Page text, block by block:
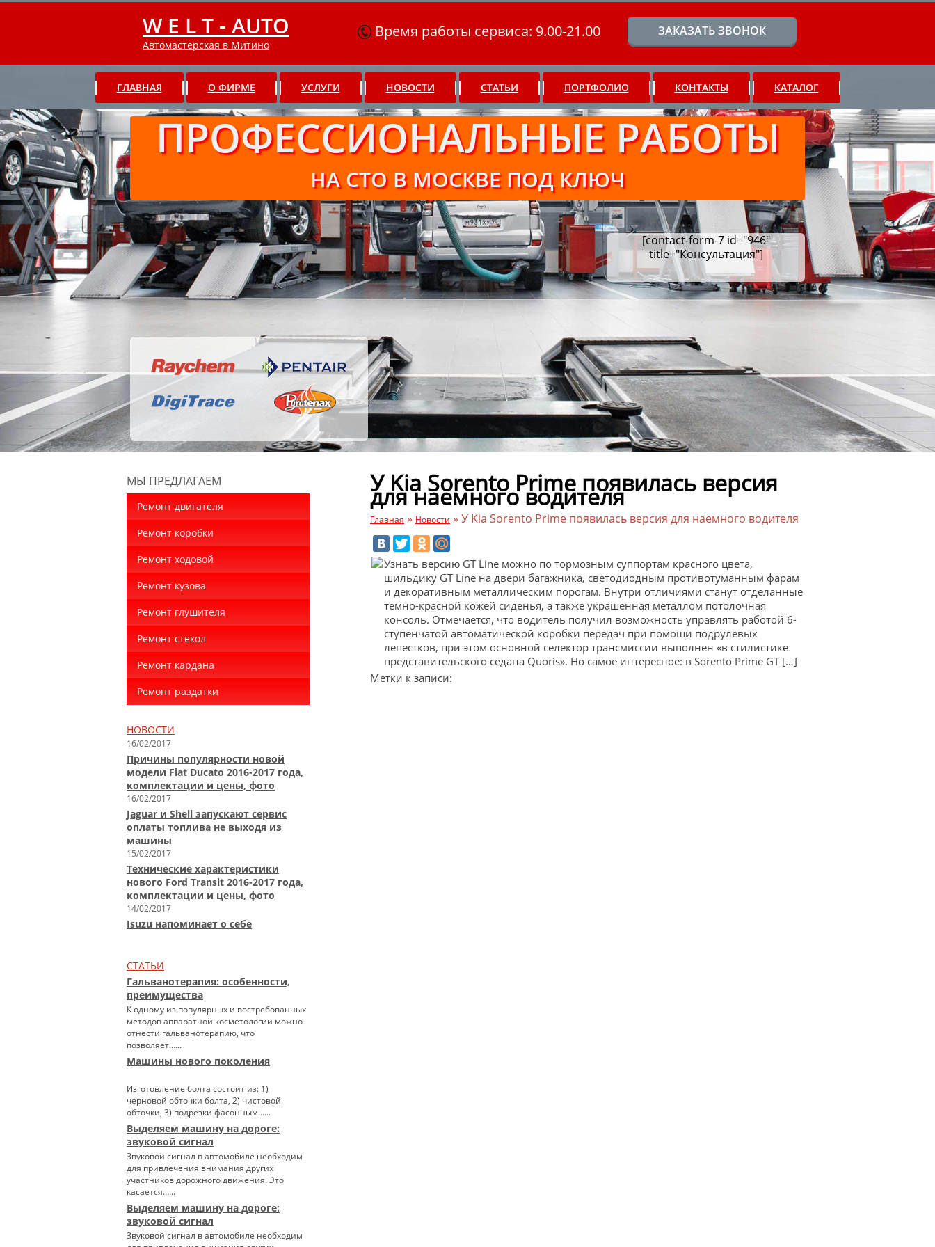
W E L T - AUTO
Автомастерская в Митино
Время работы сервиса: 9.00-21.00 ЗАКАЗАТЬ ЗВОНОК
ГЛАВНАЯ О ФИРМЕ УСЛУГИ НОВОСТИ СТАТЬИ ПОРТФОЛИО КОНТАКТЫ КАТАЛОГ
ПРОФЕССИОНАЛЬНЫЕ РАБОТЫ
НА СТО В МОСКВЕ ПОД КЛЮЧ
[contact-form-7 id="946"
title="Консультация"]
МЫ ПРЕДЛАГАЕМ
Ремонт двигателя
Ремонт коробки
Ремонт ходовой
Ремонт кузова
Ремонт глушителя
Ремонт стекол
Ремонт кардана
Ремонт раздатки
НОВОСТИ
16/02/2017
Причины популярности новой
модели Fiat Ducato 2016-2017 года,
комплектации и цены, фото
16/02/2017
Jaguar и Shell запускают сервис
оплаты топлива не выходя из
машины
15/02/2017
Технические характеристики
нового Ford Transit 2016-2017 года,
комплектации и цены, фото
14/02/2017
Isuzu напоминает о себе
СТАТЬИ
Гальванотерапия: особенности,
преимущества
К одному из популярных и востребованных
методов аппаратной косметологии можно
отнести гальванотерапию, что
позволяет…...
Машины нового поколения
Изготовление болта состоит из: 1)
черновой обточки болта, 2) чистовой
обточки, 3) подрезки фасонным…...
Выделяем машину на дороге:
звуковой сигнал
Звуковой сигнал в автомобиле необходим
для привлечения внимания других
участников дорожного движения. Это
касается…...
Выделяем машину на дороге:
звуковой сигнал
Звуковой сигнал в автомобиле необходим
У Kia Sorento Prime появилась версия
для наемного водителя
Главная » Новости » У Kia Sorento Prime появилась версия для наемного водителя
Узнать версию GT Line можно по тормозным суппортам красного цвета,
шильдику GT Line на двери багажника, светодиодным противотуманным фарам
и декоративным металлическим порогам. Внутри отличиями станут отделанные
темно-красной кожей сиденья, а также украшенная металлом потолочная
консоль. Отмечается, что водитель получил возможность управлять работой 6-
ступенчатой автоматической коробки передач при помощи подрулевых
лепестков, при этом основной селектор трансмиссии выполнен «в стилистике
представительского седана Quoris». Но самое интересное: в Sorento Prime GT […]
Метки к записи: